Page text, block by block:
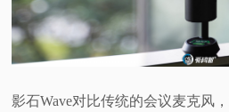
影石Wave对比传统的会议麦克风